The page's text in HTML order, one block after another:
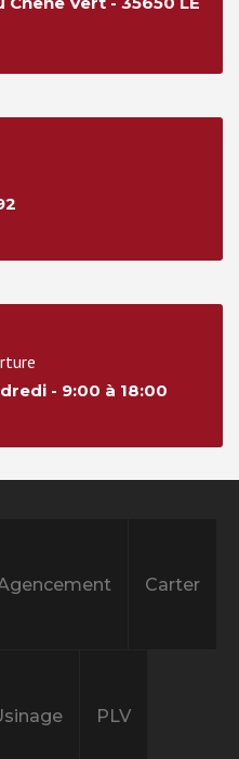
- 9:00 à 18:00
Carter
PLV